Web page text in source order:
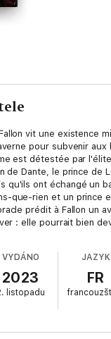
vit une existence
pour subvenir aux
est détestée par
de Dante, le prince de
qu'ils ont échangé un
que-rien et un prince
prédit à Fallon un
: elle pourrait bien
côtés du beau prince
qui sommeillent
très dangereuse. Fallon
vie.
VYDÁNO
2023
listopadu
JAZYK
FR